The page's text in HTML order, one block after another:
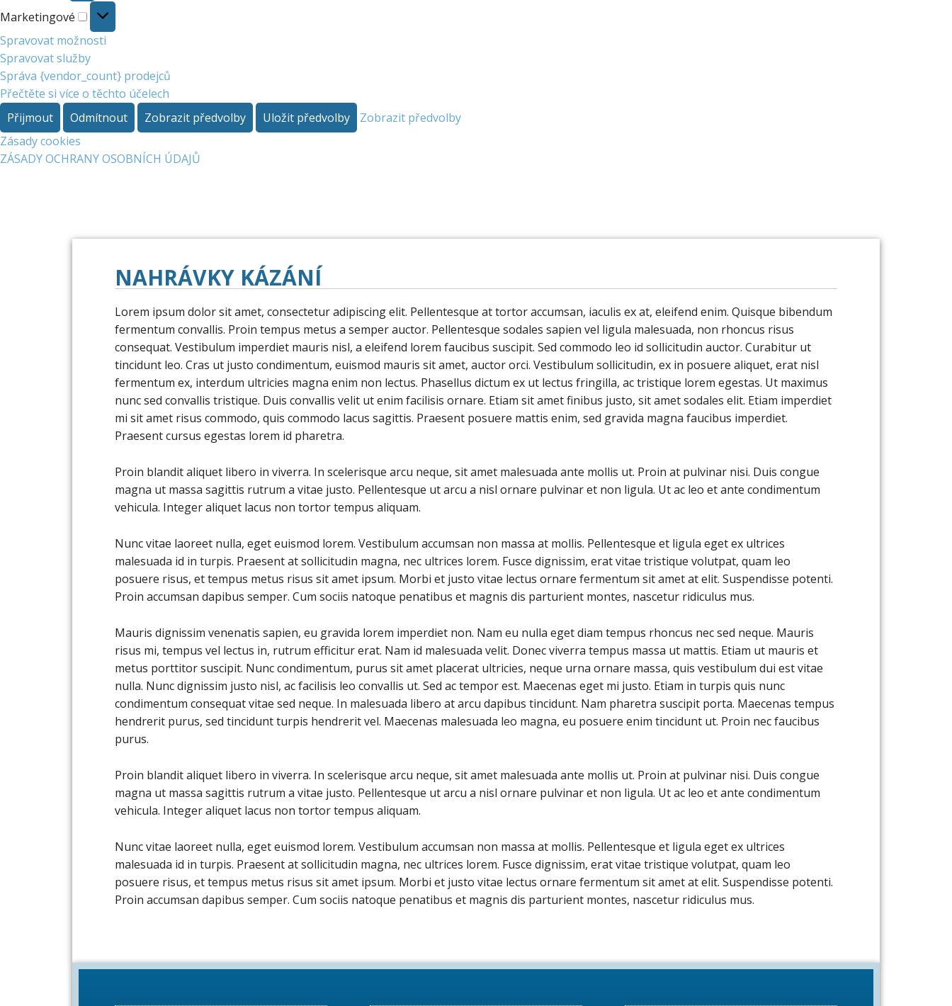
Marketingové
Marketingové
Spravovat možnosti
Spravovat služby
Správa {vendor_count} prodejců
Přečtěte si více o těchto účelech
Přijmout
Odmítnout Zobrazit předvolby Uložit předvolby
Zobrazit předvolby
Zásady cookies
ZÁSADY OCHRANY OSOBNÍCH ÚDAJŮ
NAHRÁVKY KÁZÁNÍ
Lorem ipsum dolor sit amet, consectetur adipiscing elit. Pellentesque at tortor accumsan, iaculis ex at, eleifend enim. Quisque bibendum
fermentum convallis. Proin tempus metus a semper auctor. Pellentesque sodales sapien vel ligula malesuada, non rhoncus risus
consequat. Vestibulum imperdiet mauris nisl, a eleifend lorem faucibus suscipit. Sed commodo leo id sollicitudin auctor. Curabitur ut
tincidunt leo. Cras ut justo condimentum, euismod mauris sit amet, auctor orci. Vestibulum sollicitudin, ex in posuere aliquet, erat nisl
fermentum ex, interdum ultricies magna enim non lectus. Phasellus dictum ex ut lectus fringilla, ac tristique lorem egestas. Ut maximus
nunc sed convallis tristique. Duis convallis velit ut enim facilisis ornare. Etiam sit amet finibus justo, sit amet sodales elit. Etiam imperdiet
mi sit amet risus commodo, quis commodo lacus sagittis. Praesent posuere mattis enim, sed gravida magna faucibus imperdiet.
Praesent cursus egestas lorem id pharetra.
Proin blandit aliquet libero in viverra. In scelerisque arcu neque, sit amet malesuada ante mollis ut. Proin at pulvinar nisi. Duis congue
magna ut massa sagittis rutrum a vitae justo. Pellentesque ut arcu a nisl ornare pulvinar et non ligula. Ut ac leo et ante condimentum
vehicula. Integer aliquet lacus non tortor tempus aliquam.
Nunc vitae laoreet nulla, eget euismod lorem. Vestibulum accumsan non massa at mollis. Pellentesque et ligula eget ex ultrices
malesuada id in turpis. Praesent at sollicitudin magna, nec ultrices lorem. Fusce dignissim, erat vitae tristique volutpat, quam leo
posuere risus, et tempus metus risus sit amet ipsum. Morbi et justo vitae lectus ornare fermentum sit amet at elit. Suspendisse potenti.
Proin accumsan dapibus semper. Cum sociis natoque penatibus et magnis dis parturient montes, nascetur ridiculus mus.
Mauris dignissim venenatis sapien, eu gravida lorem imperdiet non. Nam eu nulla eget diam tempus rhoncus nec sed neque. Mauris
risus mi, tempus vel lectus in, rutrum efficitur erat. Nam id malesuada velit. Donec viverra tempus massa ut mattis. Etiam ut mauris et
metus porttitor suscipit. Nunc condimentum, purus sit amet placerat ultricies, neque urna ornare massa, quis vestibulum dui est vitae
nulla. Nunc dignissim justo nisl, ac facilisis leo convallis ut. Sed ac tempor est. Maecenas eget mi justo. Etiam in turpis quis nunc
condimentum consequat vitae sed neque. In malesuada libero at arcu dapibus tincidunt. Nam pharetra suscipit porta. Maecenas tempus
hendrerit purus, sed tincidunt turpis hendrerit vel. Maecenas malesuada leo magna, eu posuere enim tincidunt ut. Proin nec faucibus
purus.
Proin blandit aliquet libero in viverra. In scelerisque arcu neque, sit amet malesuada ante mollis ut. Proin at pulvinar nisi. Duis congue
magna ut massa sagittis rutrum a vitae justo. Pellentesque ut arcu a nisl ornare pulvinar et non ligula. Ut ac leo et ante condimentum
vehicula. Integer aliquet lacus non tortor tempus aliquam.
Nunc vitae laoreet nulla, eget euismod lorem. Vestibulum accumsan non massa at mollis. Pellentesque et ligula eget ex ultrices
malesuada id in turpis. Praesent at sollicitudin magna, nec ultrices lorem. Fusce dignissim, erat vitae tristique volutpat, quam leo
posuere risus, et tempus metus risus sit amet ipsum. Morbi et justo vitae lectus ornare fermentum sit amet at elit. Suspendisse potenti.
Proin accumsan dapibus semper. Cum sociis natoque penatibus et magnis dis parturient montes, nascetur ridiculus mus.